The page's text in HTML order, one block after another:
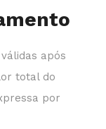
após
total do
por